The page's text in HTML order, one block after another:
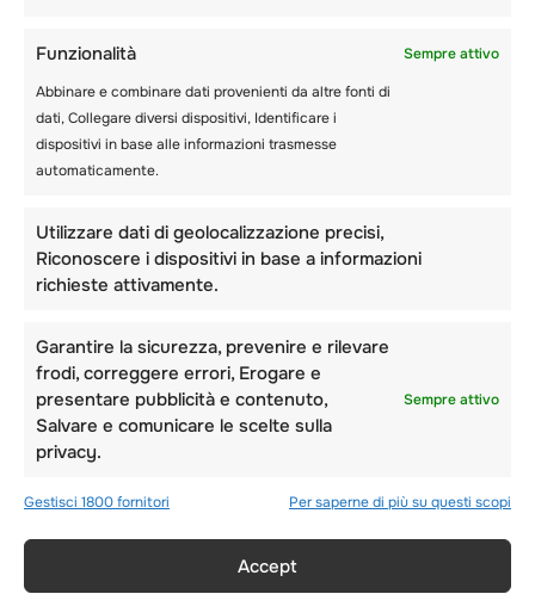
Funzionalità
Sempre attivo
Abbinare e combinare dati provenienti da altre fonti di
dati, Collegare diversi dispositivi, Identificare i
dispositivi in base alle informazioni trasmesse
automaticamente.
Utilizzare dati di geolocalizzazione precisi,
Riconoscere i dispositivi in base a informazioni
richieste attivamente.
Garantire la sicurezza, prevenire e rilevare
frodi, correggere errori, Erogare e
presentare pubblicità e contenuto,
Salvare e comunicare le scelte sulla
privacy.
Sempre attivo
Gestisci 1800 fornitori Per saperne di più su questi scopi
Accept